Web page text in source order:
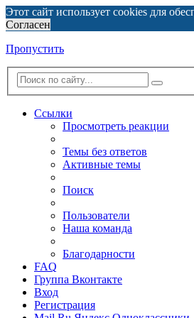
Этот сайт использует cookies для
Согласен
Пропустить
Ссылки
Просмотреть реакции
Темы без ответов
Активные темы
Поиск
Пользователи
Наша команда
Благодарности
FAQ
Группа Вконтакте
Вход
Регистрация